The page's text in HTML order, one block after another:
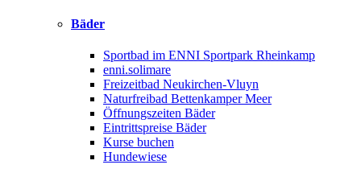
Bäder
Sportbad im ENNI Sportpark Rheinkamp
enni.solimare
Freizeitbad Neukirchen-Vluyn
Naturfreibad Bettenkamper Meer
Öffnungszeiten Bäder
Eintrittspreise Bäder
Kurse buchen
Hundewiese